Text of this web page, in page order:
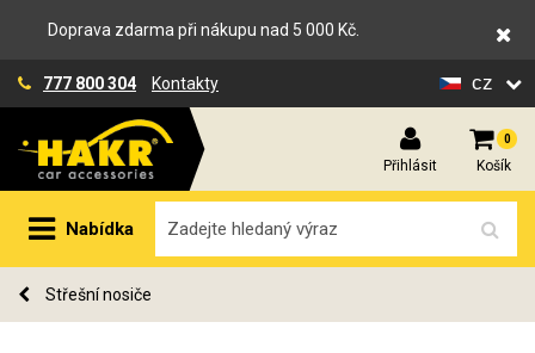
Doprava zdarma při nákupu nad 5 000 Kč.
777 800 304 Kontakty cz
Přihlásit
0
Košík
Nabídka
Střešní nosiče